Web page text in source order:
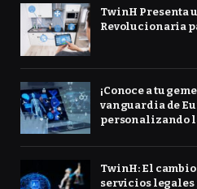
TwinH Presenta
Revolucionaria
¡Conoce a tu
vanguardia de
personalizando
TwinH: El
servicios legales